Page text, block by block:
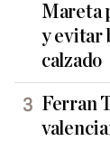
Mareta
y evitar
calzado
Ferran